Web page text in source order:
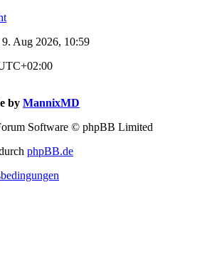
Aug 2026, 10:59
by MannixMD
Software © phpBB Limited
phpBB.de